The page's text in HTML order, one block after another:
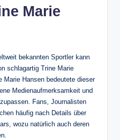
Marie
bekannten Sportler kann
schlagartig Trine Marie
Marie Hansen bedeutete dieser
Medienaufmerksamkeit und
Fans, Journalisten
häufig nach Details über
wozu natürlich auch deren